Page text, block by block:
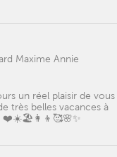
Maxime Annie
un réel plaisir de vous
très belles vacances à
❤️☀️🏖️👩‍👦🥰🌸✨